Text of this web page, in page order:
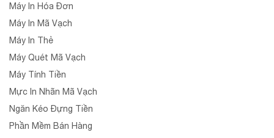
Máy In Hóa Đơn
Máy In Mã Vạch
Máy In Thẻ
Máy Quét Mã Vạch
Máy Tính Tiền
Mực In Nhãn Mã Vạch
Ngăn Kéo Đựng Tiền
Phần Mềm Bán Hàng